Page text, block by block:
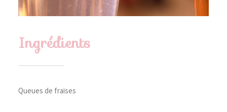
Ingrédients
Queues de fraises